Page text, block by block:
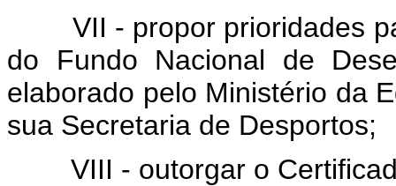
VII - propor prioridades
do Fundo Nacional de
elaborado pelo Ministério da
sua Secretaria de Desportos;
VIII - outorgar o